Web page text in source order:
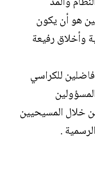
هو أن يكون
وأخلاق رفيعة
للكراسي
خلال المسيحيين
.